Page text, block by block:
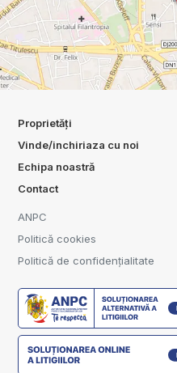
Proprietăți
Vinde/inchiriaza cu noi
Echipa noastră
Contact
ANPC
Politică cookies
Politică de confidențialitate